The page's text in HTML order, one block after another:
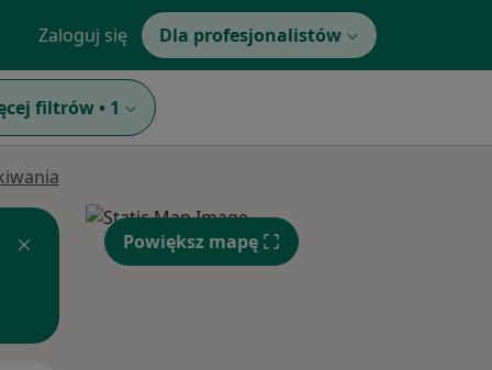
Zaloguj się Dla profesjonalistów
filtrów • 1
Powiększ mapę